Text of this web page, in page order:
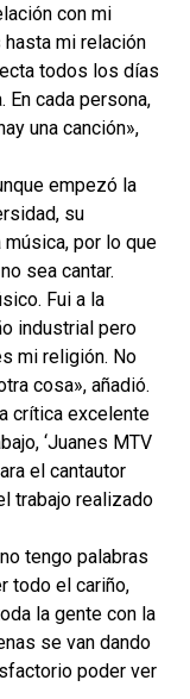
con mi
mi relación
todos los días
En cada persona,
una canción»,
empezó la
su
por lo que
sea cantar.
Fui a la
industrial pero
mi religión. No
cosa», añadió.
crítica excelente
‘Juanes MTV
el cantautor
trabajo realizado
tengo palabras
todo el cariño,
la gente con la
se van dando
poder ver